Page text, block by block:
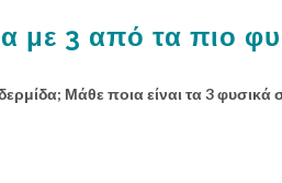
με 3 από τα πιο
Μάθε ποια είναι τα 3